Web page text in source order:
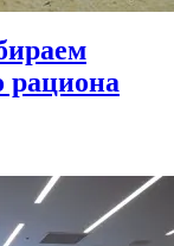
рациона